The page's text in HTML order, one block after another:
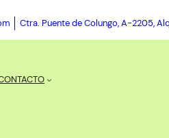
Ctra. Puente de Colungo, A-2205,